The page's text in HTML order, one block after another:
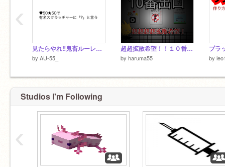
見たらやれ‼鬼畜ルーレット remix
by AU-55_
超超拡散希望！！１０番出口 使い方見てね
by haruma55 by
‹
Studios I'm Following
‹